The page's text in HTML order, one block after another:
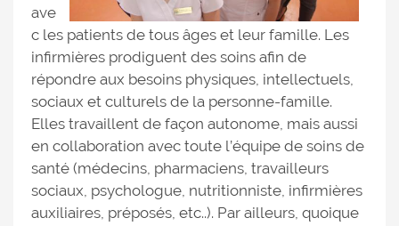
ave
c les patients de tous âges et leur famille. Les
infirmières prodiguent des soins afin de
répondre aux besoins physiques, intellectuels,
sociaux et culturels de la personne-famille.
Elles travaillent de façon autonome, mais aussi
en collaboration avec toute l’équipe de soins de
santé (médecins, pharmaciens, travailleurs
sociaux, psychologue, nutritionniste, infirmières
auxiliaires, préposés, etc..). Par ailleurs, quoique